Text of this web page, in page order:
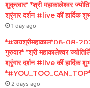
शुक्रवार* *श्री महाकालेश्वर
श्रृंगार दर्शन #live कीं हार्दिक
1 day ago
*#जयश्रीमहाकाल*06-08-
गुरुवार* *श्री महाकालेश्वर
श्रृंगार दर्शन #live कीं हार्दिक
*#YOU_TOO_CAN_TOP*
2 days ago